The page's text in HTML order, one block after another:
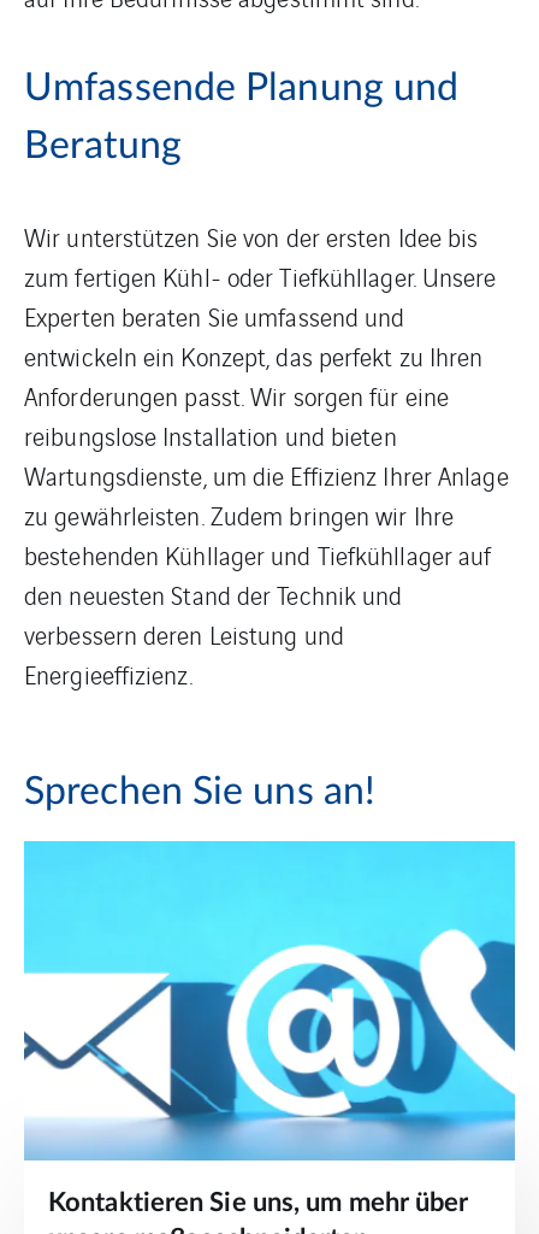
Umfassende Planung und
Beratung
Wir unterstützen Sie von der ersten Idee bis
zum fertigen Kühl- oder Tiefkühllager. Unsere
Experten beraten Sie umfassend und
entwickeln ein Konzept, das perfekt zu Ihren
Anforderungen passt. Wir sorgen für eine
reibungslose Installation und bieten
Wartungsdienste, um die Effizienz Ihrer Anlage
zu gewährleisten. Zudem bringen wir Ihre
bestehenden Kühllager und Tiefkühllager auf
den neuesten Stand der Technik und
verbessern deren Leistung und
Energieeffizienz.
Sprechen Sie uns an!
Kontaktieren Sie uns, um mehr über